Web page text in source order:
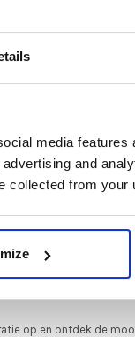
media
and
collected from
Wonen+ is
selectie
merken. Onder andere
Jeux Artisanzijn
geheel naar wens
die je van Snip
op en ontdek de